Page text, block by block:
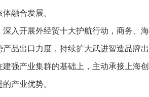
融合发展。
入开展外经贸十大护航行动，商务、
品出口力度，持续扩大武进智造品牌出
强产业集群的基础上，主动承接上海
产业优势。